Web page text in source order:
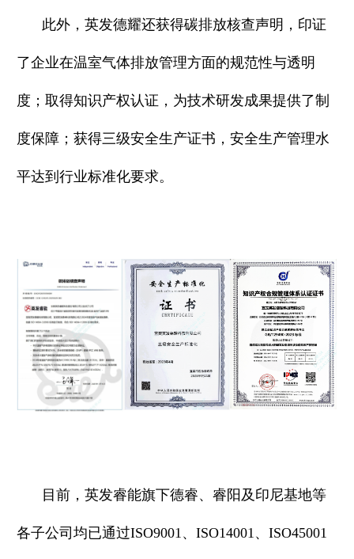
此外，英发德耀还获得碳排放核查声明，印证
了企业在温室气体排放管理方面的规范性与透明
度；取得知识产权认证，为技术研发成果提供了制
度保障；获得三级安全生产证书，安全生产管理水
平达到行业标准化要求。
目前，英发睿能旗下德睿、睿阳及印尼基地等
各子公司均已通过ISO9001、ISO14001、ISO45001